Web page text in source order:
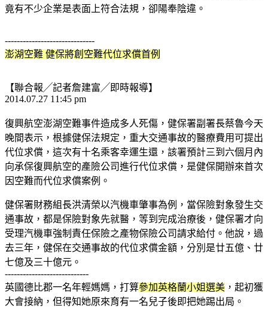
竟有不少企業是表面上符合法規，卻陽奉陰違。
------------------------------
澎湖空難 健保將創空難代位求償首例
【聯合報╱記者詹建富╱即時報導】
2014.07.27 11:45 pm
復興航空澎湖空難事件造成多人死傷，健保署副署長蔡魯今天
晚間表示，根據健保法規定，重大交通事故的醫療費用可提出
代位求償，這次有十名乘客幸運生還，該署預計三到六個月內
向承保復興航空的產險公司進行代位求償，是健保開辦來首次
因空難而代位求償案例。
健保署財務組長洪清榮以汽機車肇事為例，當保險對象發生交
通事故，都是保險對象先就醫，等到完成治療後，健保署才向
受理汽機車強制責任保險之產物保險公司請求給付。他說，過
去三年，健保在交通事故的代位求償金額，分別是廿五億、廿
七億及三十億元。
----------------------------
英國德比郡一名年輕媽媽，打算參加英格蘭小姐選美 ，起初獲
大會接納，但得知她原來育有一名兒子後即把她踢出局。